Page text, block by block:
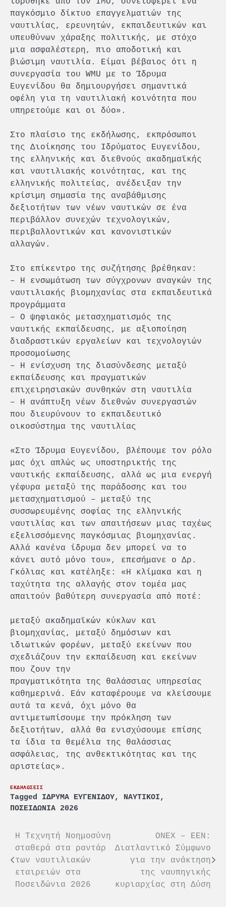
παγκόσμιο δίκτυο επαγγελματιών της
ναυτιλίας, ερευνητών, εκπαιδευτικών και
υπευθύνων χάραξης πολιτικής, με στόχο
μια ασφαλέστερη, πιο αποδοτική και
βιώσιμη ναυτιλία. Είμαι βέβαιος ότι η
συνεργασία του WMU με το Ίδρυμα
Ευγενίδου θα δημιουργήσει σημαντικά
οφέλη για τη ναυτιλιακή κοινότητα που
υπηρετούμε και οι δύο».
Στο πλαίσιο της εκδήλωσης, εκπρόσωποι
της Διοίκησης του Ιδρύματος Ευγενίδου,
της ελληνικής και διεθνούς ακαδημαϊκής
και ναυτιλιακής κοινότητας, και της
ελληνικής πολιτείας, ανέδειξαν την
κρίσιμη σημασία της αναβάθμισης
δεξιοτήτων των νέων ναυτικών σε ένα
περιβάλλον συνεχών τεχνολογικών,
περιβαλλοντικών και κανονιστικών
αλλαγών.
Στο επίκεντρο της συζήτησης βρέθηκαν:
– Η ενσωμάτωση των σύγχρονων αναγκών της
ναυτιλιακής βιομηχανίας στα εκπαιδευτικά
προγράμματα
– Ο ψηφιακός μετασχηματισμός της
ναυτικής εκπαίδευσης, με αξιοποίηση
διαδραστικών εργαλείων και τεχνολογιών
προσομοίωσης
– Η ενίσχυση της διασύνδεσης μεταξύ
εκπαίδευσης και πραγματικών
επιχειρησιακών συνθηκών στη ναυτιλία
– Η ανάπτυξη νέων διεθνών συνεργασιών
που διευρύνουν το εκπαιδευτικό
οικοσύστημα της ναυτιλίας
«Στο Ίδρυμα Ευγενίδου, βλέπουμε τον ρόλο
μας όχι απλώς ως υποστηρικτής της
ναυτικής εκπαίδευσης, αλλά ως μια ενεργή
γέφυρα μεταξύ της παράδοσης και του
μετασχηματισμού – μεταξύ της
συσσωρευμένης σοφίας της ελληνικής
ναυτιλίας και των απαιτήσεων μιας ταχέως
εξελισσόμενης παγκόσμιας βιομηχανίας.
Αλλά κανένα ίδρυμα δεν μπορεί να το
κάνει αυτό μόνο του», επεσήμανε ο Δρ.
Γκόλιας και κατέληξε: «Η κλίμακα και η
ταχύτητα της αλλαγής στον τομέα μας
απαιτούν βαθύτερη συνεργασία από ποτέ:
μεταξύ ακαδημαϊκών κύκλων και
βιομηχανίας, μεταξύ δημόσιων και
ιδιωτικών φορέων, μεταξύ εκείνων που
σχεδιάζουν την εκπαίδευση και εκείνων
που ζουν την
πραγματικότητα της θαλάσσιας υπηρεσίας
καθημερινά. Εάν καταφέρουμε να κλείσουμε
αυτά τα κενά, όχι μόνο θα
αντιμετωπίσουμε την πρόκληση των
δεξιοτήτων, αλλά θα ενισχύσουμε επίσης
τα ίδια τα θεμέλια της θαλάσσιας
ασφάλειας, της ανθεκτικότητας και της
αριστείας».
ΕΚΔΗΛΩΣΕΙΣ
Tagged ΙΔΡΥΜΑ ΕΥΓΕΝΙΔΟΥ, ΝΑΥΤΙΚΟΙ,
ΠΟΣΕΙΔΩΝΙΑ 2026
Πλοήγηση
άρθρων
Η Τεχνητή Νοημοσύνη
σταθερά στα ραντάρ
των ναυτιλιακών
εταιρειών στα
Ποσειδώνια 2026
ONEX – ΕΕΝ:
Διατλαντικό Σύμφωνο
για την ανάκτηση
της ναυπηγικής
κυριαρχίας στη Δύση